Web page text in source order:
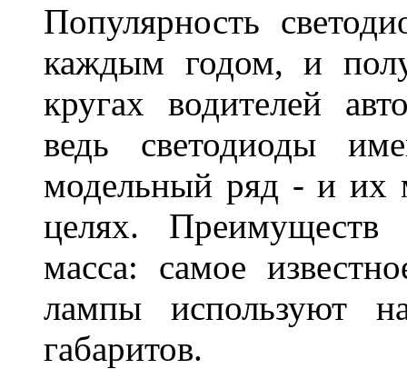
Популярность
каждым годом, и
кругах водителей
ведь светодиоды
модельный ряд - и их
целях.
масса: самое
лампы используют
габаритов.